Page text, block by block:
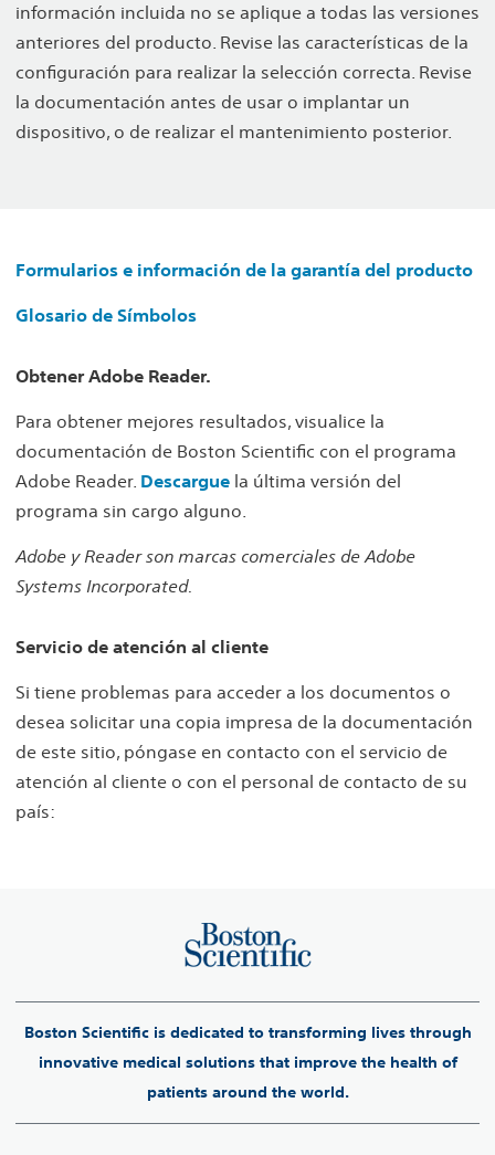
información incluida no se aplique a todas las versiones
anteriores del producto. Revise las características de la
configuración para realizar la selección correcta. Revise
la documentación antes de usar o implantar un
dispositivo, o de realizar el mantenimiento posterior.
Formularios e información de la garantía del producto
Glosario de Símbolos
Obtener Adobe Reader.
Para obtener mejores resultados, visualice la
documentación de Boston Scientific con el programa
Adobe Reader. Descargue la última versión del
programa sin cargo alguno.
Adobe y Reader son marcas comerciales de Adobe
Systems Incorporated.
Servicio de atención al cliente
Si tiene problemas para acceder a los documentos o
desea solicitar una copia impresa de la documentación
de este sitio, póngase en contacto con el servicio de
atención al cliente o con el personal de contacto de su
país:
Boston Scientific is dedicated to transforming lives through
innovative medical solutions that improve the health of
patients around the world.